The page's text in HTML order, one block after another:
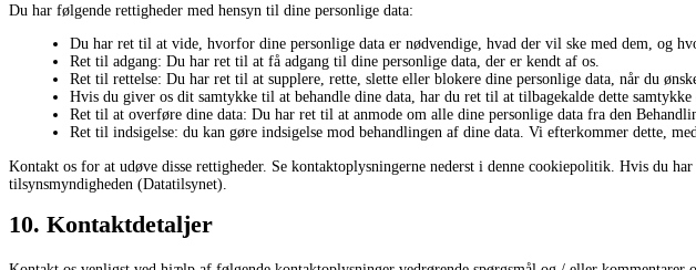
Du har følgende rettigheder med hensyn til dine personlige data:
Du har ret til at vide, hvorfor dine personlige data er nødvendige, hvad der vil ske med dem, og
Ret til adgang: Du har ret til at få adgang til dine personlige data, der er kendt af os.
Ret til rettelse: Du har ret til at supplere, rette, slette eller blokere dine personlige data, når du
Hvis du giver os dit samtykke til at behandle dine data, har du ret til at tilbagekalde dette samtykke
Ret til at overføre dine data: Du har ret til at anmode om alle dine personlige data fra den
Ret til indsigelse: du kan gøre indsigelse mod behandlingen af ​​dine data. Vi efterkommer dette,
Kontakt os for at udøve disse rettigheder. Se kontaktoplysningerne nederst i denne cookiepolitik. Hvis du
tilsynsmyndigheden (Datatilsynet).
10. Kontaktdetaljer